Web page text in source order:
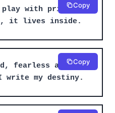
with pride
it lives inside.
Copy
fearless and free
write my destiny.
Copy